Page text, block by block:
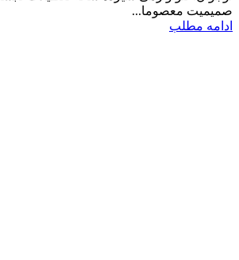
صمیمیت معصوما...
ادامه مطلب